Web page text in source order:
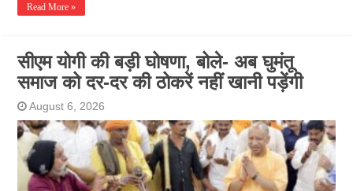
Read More »
सीएम योगी की बड़ी घोषणा, बोले- अब घुमंतू
समाज को दर-दर की ठोकरें नहीं खानी पड़ेंगी
August 6, 2026